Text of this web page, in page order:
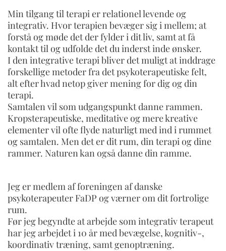
Min tilgang til terapi er relationel levende og
integrativ. Hvor terapien bevæger sig i mellem; at
forstå og møde det der fylder i dit liv, samt at få
kontakt til og udfolde det du inderst inde ønsker.
I den integrative terapi bliver det muligt at inddrage
forskellige metoder fra det psykoterapeutiske felt,
alt efter hvad netop giver mening for dig og din
terapi.
Samtalen vil som udgangspunkt danne rammen.
Kropsterapeutiske, meditative og mere kreative
elementer vil ofte flyde naturligt med ind i rummet
og samtalen. Men det er dit rum, din terapi og dine
rammer. Naturen kan også danne din ramme.
Jeg er medlem af foreningen af danske
psykoterapeuter FaDP og værner om dit fortrolige
rum.
Før jeg begyndte at arbejde som integrativ terapeut
har jeg arbejdet i 10 år med bevægelse, kognitiv-,
koordinativ træning, samt genoptræning.